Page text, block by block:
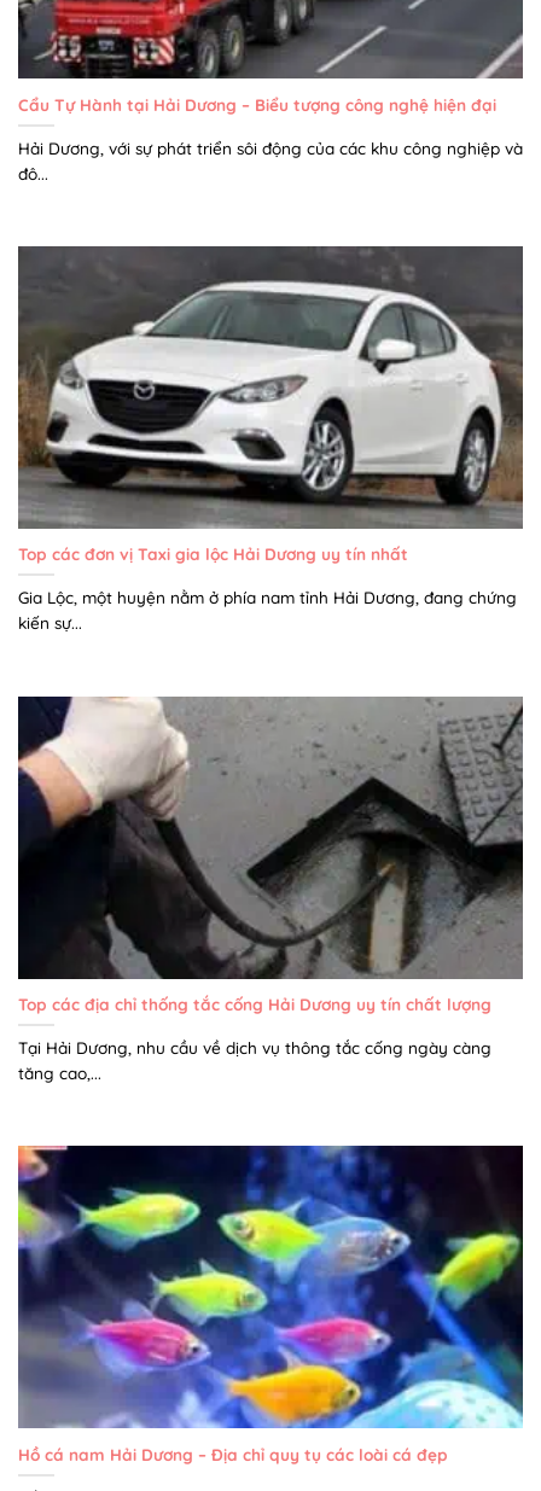
Cẩu Tự Hành tại Hải Dương – Biểu tượng công nghệ hiện đại
Hải Dương, với sự phát triển sôi động của các khu công nghiệp và
đô...
Top các đơn vị Taxi gia lộc Hải Dương uy tín nhất
Gia Lộc, một huyện nằm ở phía nam tỉnh Hải Dương, đang chứng
kiến sự...
Top các địa chỉ thống tắc cống Hải Dương uy tín chất lượng
Tại Hải Dương, nhu cầu về dịch vụ thông tắc cống ngày càng
tăng cao,...
Hồ cá nam Hải Dương – Địa chỉ quy tụ các loài cá đẹp